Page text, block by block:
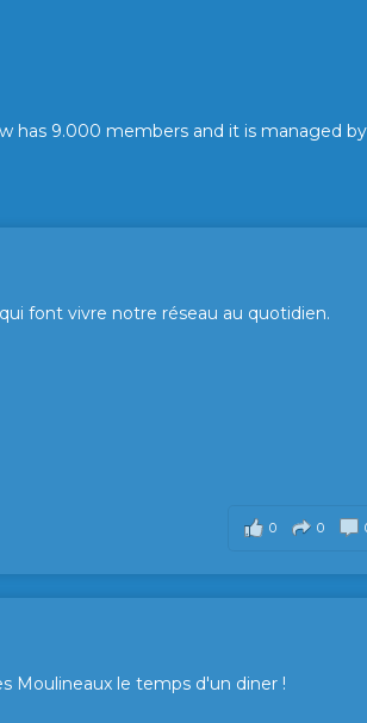
has 9.000 members and it is managed
font vivre notre réseau au quotidien.
0 0
Moulineaux le temps d'un diner !